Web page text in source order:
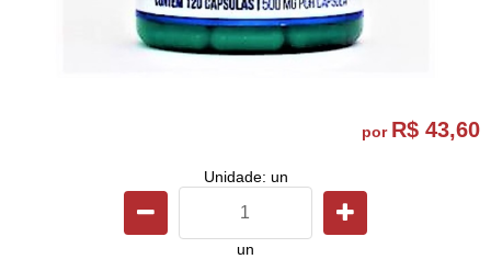
por R$ 43,60
Unidade: un
un